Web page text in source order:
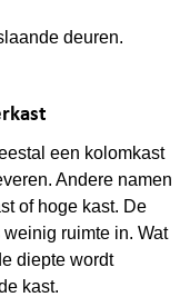
deuren.
een kolomkast
Andere namen
of hoge kast. De
ruimte in. Wat
diepte wordt
kast.